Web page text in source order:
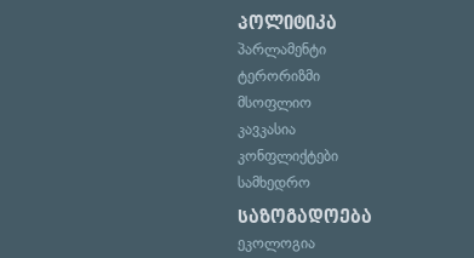
პოლიტიკა
პარლამენტი
ტერორიზმი
მსოფლიო
კავკასია
კონფლიქტები
სამხედრო
საზოგადოება
ეკოლოგია